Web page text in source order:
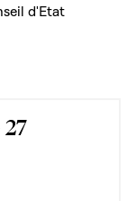
d'Etat